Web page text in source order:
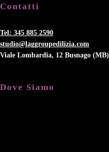
Contatti
Tel: 345 885 2590
studio@laggroupedilizia.com
Viale Lombardia, 12 Busnago (MB)
Dove Siamo